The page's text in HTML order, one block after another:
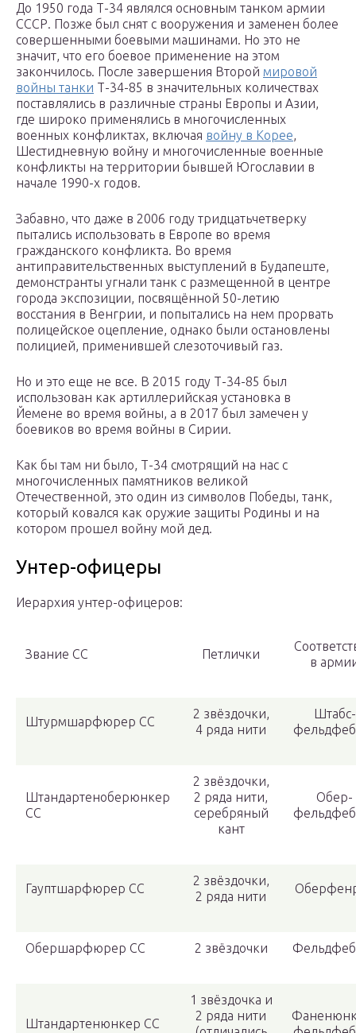
До 1950 года Т-34 являлся основным танком армии
СССР. Позже был снят с вооружения и заменен более
совершенными боевыми машинами. Но это не
значит, что его боевое применение на этом
закончилось. После завершения Второй мировой
войны танки Т-34-85 в значительных количествах
поставлялись в различные страны Европы и Азии,
где широко применялись в многочисленных
военных конфликтах, включая войну в Корее,
Шестидневную войну и многочисленные военные
конфликты на территории бывшей Югославии в
начале 1990-х годов.
Забавно, что даже в 2006 году тридцатьчетверку
пытались использовать в Европе во время
гражданского конфликта. Во время
антиправительственных выступлений в Будапеште,
демонстранты угнали танк с размещенной в центре
города экспозиции, посвящённой 50-летию
восстания в Венгрии, и попытались на нем прорвать
полицейское оцепление, однако были остановлены
полицией, применившей слезоточивый газ.
Но и это еще не все. В 2015 году Т-34-85 был
использован как артиллерийская установка в
Йемене во время войны, а в 2017 был замечен у
боевиков во время войны в Сирии.
Как бы там ни было, Т-34 смотрящий на нас с
многочисленных памятников великой
Отечественной, это один из символов Победы, танк,
который ковался как оружие защиты Родины и на
котором прошел войну мой дед.
Унтер-офицеры
Иерархия унтер-офицеров:
Звание СС Петлички
в
Штурмшарфюрер СС
2 звёздочки,
4 ряда нити
Штабс-
Штандартеноберюнкер
СС
2 звёздочки,
2 ряда нити,
серебряный
кант
Обер-
Гауптшарфюрер СС
2 звёздочки,
2 ряда нити
Обершарфюрер СС 2 звёздочки
Штандартенюнкер СС
1 звёздочка и
2 ряда нити